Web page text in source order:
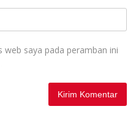
web saya pada peramban ini